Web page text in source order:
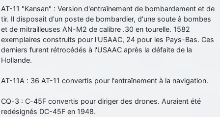
AT-11 "Kansan" : Version d'entraînement de bombardement et de
tir. Il disposait d'un poste de bombardier, d'une soute à bombes
et de mitrailleuses AN-M2 de calibre .30 en tourelle. 1582
exemplaires construits pour l'USAAC, 24 pour les Pays-Bas. Ces
derniers furent rétrocédés à l'USAAC après la défaite de la
Hollande.
AT-11A : 36 AT-11 convertis pour l'entraînement à la navigation.
CQ-3 : C-45F convertis pour diriger des drones. Auraient été
redésignés DC-45F en 1948.